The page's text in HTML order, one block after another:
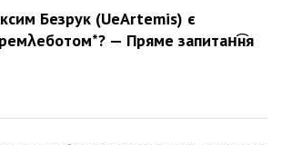
Безрук (UeArtemis) є
— Пряме запитан͡ня